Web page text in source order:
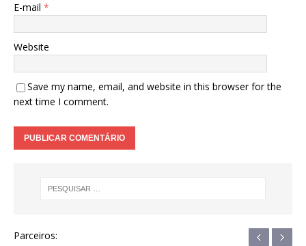
E-mail *
Website
Save my name, email, and website in this browser for the
next time I comment.
Parceiros: ‹ ›